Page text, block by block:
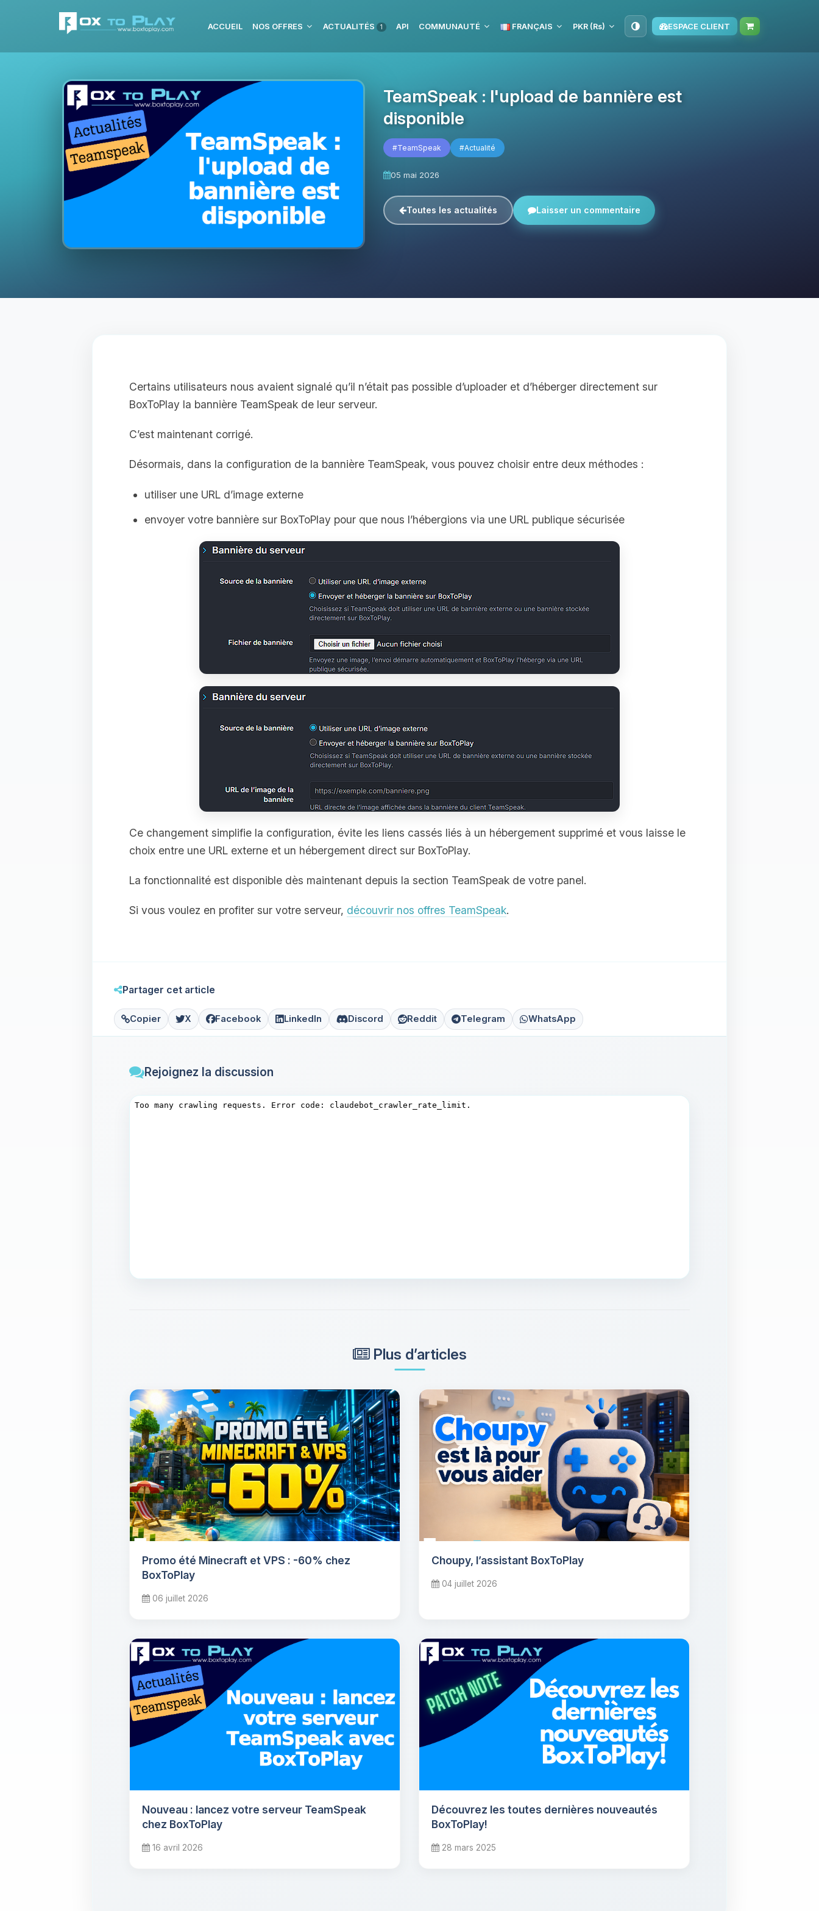
ACCUEIL NOS OFFRES ACTUALITÉS 1 API COMMUNAUTÉ FRANÇAIS PKR (₨) ESPACE CLIENT
TeamSpeak : l'upload de bannière est
disponible
#TeamSpeak #Actualité
05 mai 2026
Toutes les actualités Laisser un commentaire
Certains utilisateurs nous avaient signalé qu’il n’était pas possible d’uploader et d’héberger directement sur
BoxToPlay la bannière TeamSpeak de leur serveur.
C’est maintenant corrigé.
Désormais, dans la configuration de la bannière TeamSpeak, vous pouvez choisir entre deux méthodes :
utiliser une URL d’image externe
envoyer votre bannière sur BoxToPlay pour que nous l’hébergions via une URL publique sécurisée
Ce changement simplifie la configuration, évite les liens cassés liés à un hébergement supprimé et vous laisse le
choix entre une URL externe et un hébergement direct sur BoxToPlay.
La fonctionnalité est disponible dès maintenant depuis la section TeamSpeak de votre panel.
Si vous voulez en profiter sur votre serveur, découvrir nos offres TeamSpeak.
Partager cet article
Copier X Facebook LinkedIn Discord Reddit Telegram WhatsApp
Rejoignez la discussion
Plus d’articles
Promo été Minecraft et VPS : -60% chez
BoxToPlay
06 juillet 2026
Choupy, l’assistant BoxToPlay
04 juillet 2026
Nouveau : lancez votre serveur TeamSpeak
chez BoxToPlay
16 avril 2026
Découvrez les toutes dernières nouveautés
BoxToPlay!
28 mars 2025